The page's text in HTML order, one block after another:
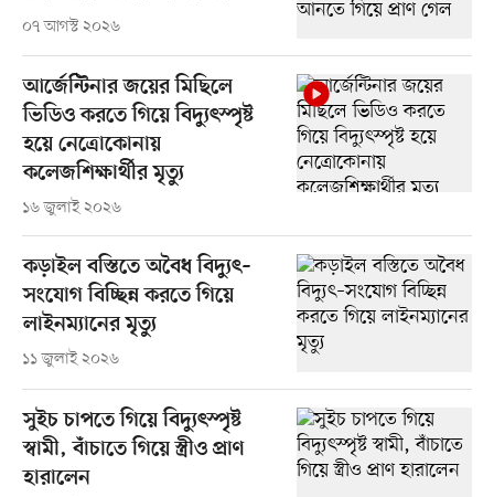
০৭ আগস্ট ২০২৬
আর্জেন্টিনার জয়ের মিছিলে
ভিডিও করতে গিয়ে বিদ্যুৎস্পৃষ্ট
হয়ে নেত্রোকোনায়
কলেজশিক্ষার্থীর মৃত্যু
১৬ জুলাই ২০২৬
কড়াইল বস্তিতে অবৈধ বিদ্যুৎ–
সংযোগ বিচ্ছিন্ন করতে গিয়ে
লাইনম্যানের মৃত্যু
১১ জুলাই ২০২৬
সুইচ চাপতে গিয়ে বিদ্যুৎস্পৃষ্ট
স্বামী, বাঁচাতে গিয়ে স্ত্রীও প্রাণ
হারালেন